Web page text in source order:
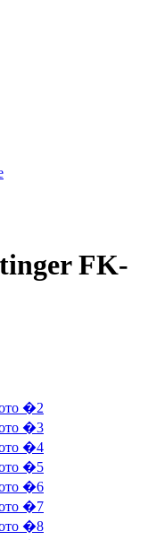
FK-